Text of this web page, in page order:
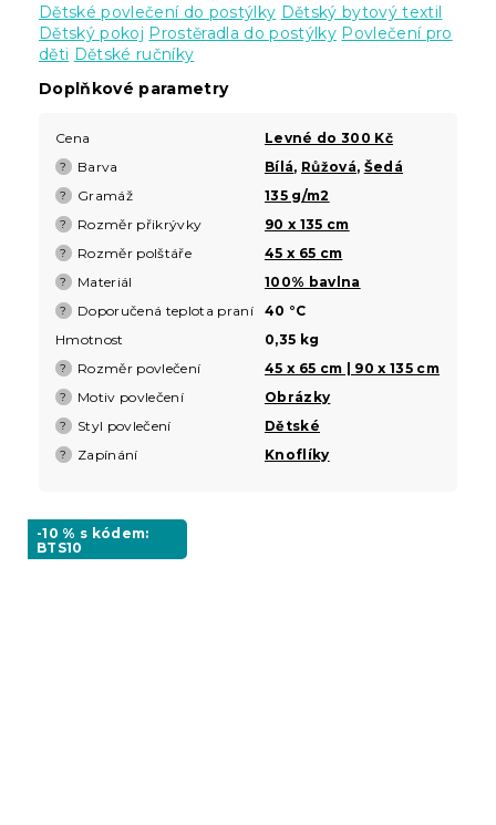
Dětské povlečení do postýlky Dětský bytový textil
Dětský pokoj Prostěradla do postýlky Povlečení pro
děti Dětské ručníky
Doplňkové parametry
Cena Levné do 300 Kč
? Barva Bílá, Růžová, Šedá
? Gramáž 135 g/m2
? Rozměr přikrývky 90 x 135 cm
? Rozměr polštáře 45 x 65 cm
? Materiál 100% bavlna
? Doporučená teplota praní
40 °C
Hmotnost
0,35 kg
? Rozměr povlečení 45 x 65 cm | 90 x 135 cm
? Motiv povlečení Obrázky
? Styl povlečení Dětské
? Zapínání Knoflíky
-10 % s kódem:
BTS10